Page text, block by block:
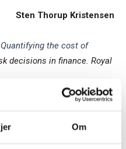
Om
Sten Thorup Kristensen
Quantifying the cost of
decisions in finance. Royal